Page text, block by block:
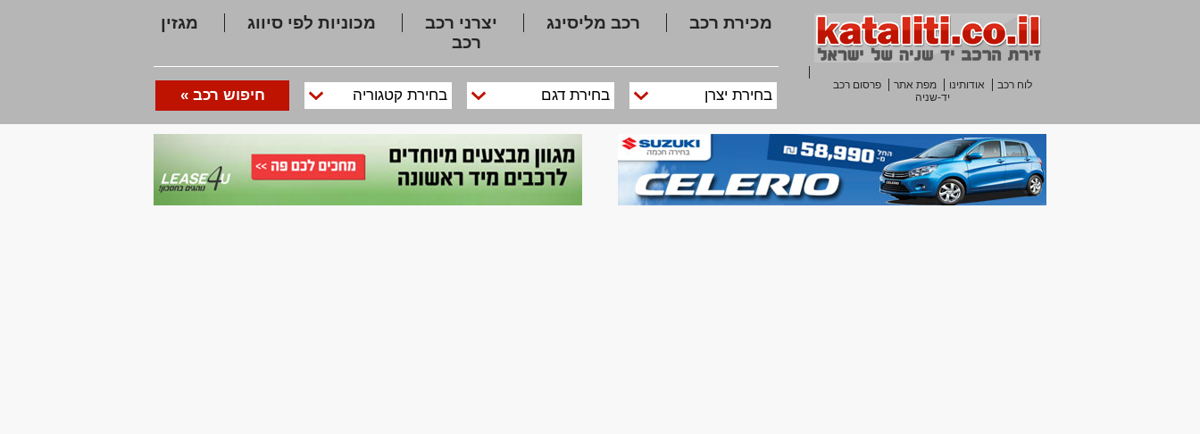
לוח רכב אודותינו מפת אתר
פרסום רכב
יד-שניה
מכירת רכב רכב מליסינג יצרני רכב מכוניות לפי סיווג
מגזין
רכב